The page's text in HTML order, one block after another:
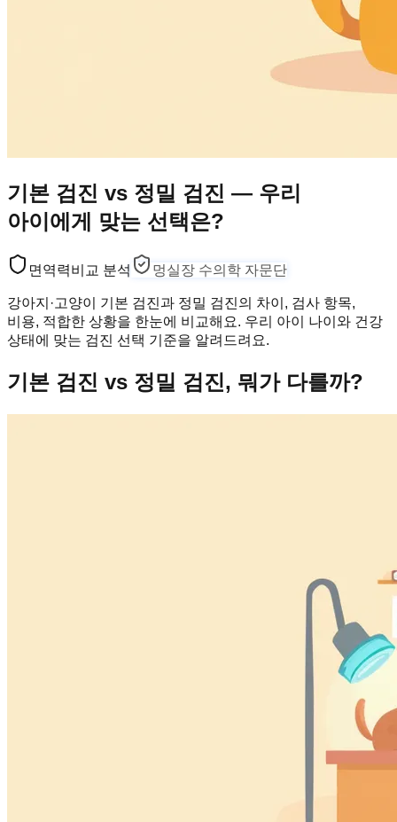
기본 검진 vs 정밀 검진 — 우리
아이에게 맞는 선택은?
면역력비교 분석 멍실장 수의학 자문단
강아지·고양이 기본 검진과 정밀 검진의 차이, 검사 항목,
비용, 적합한 상황을 한눈에 비교해요. 우리 아이 나이와 건강
상태에 맞는 검진 선택 기준을 알려드려요.
기본 검진 vs 정밀 검진, 뭐가 다를까?